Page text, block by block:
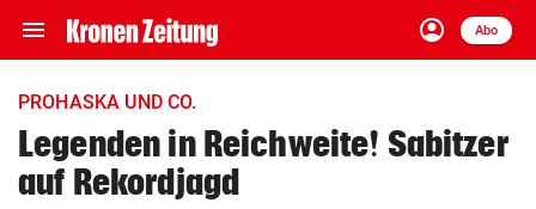
menu Navigation
ein-/ausklappen
account_circle
Anmelden
Abo
close Schließen
account_circle Anmelden
PROHASKA UND CO.
Legenden in Reichweite! Sabitzer
auf Rekordjagd